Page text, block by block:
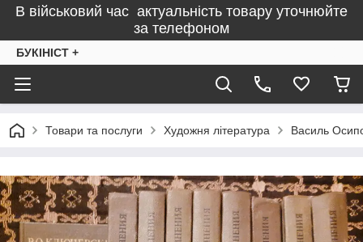
В військовий час актуальність товару уточнюйте
за телефоном
БУКІНІСТ +
Товари та послуги Художня література Василь